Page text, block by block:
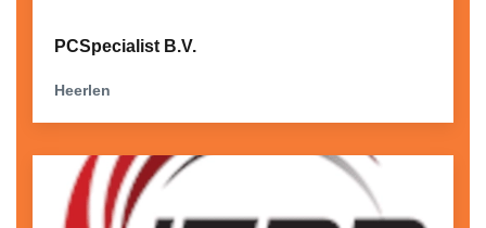
PCSpecialist B.V.
Heerlen